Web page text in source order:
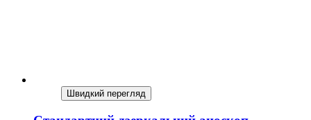
Швидкий перегляд